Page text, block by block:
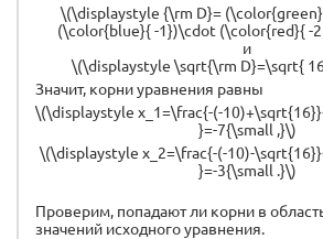
\(\displaystyle {\rm D}=
(\color{blue}{ -1})\cdot (\color{red}{ -
и
\(\displaystyle \sqrt{\rm D}=\sqrt{
Значит, корни уравнения равны
\(\displaystyle x_1=\frac{-(-
}=-7{\small ,}\)
\(\displaystyle x_2=\frac{-(-10)-
}=-3{\small .}\)
Проверим, попадают ли корни в
значений исходного уравнения.